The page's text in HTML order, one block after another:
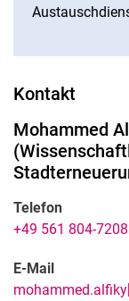
Kontakt
Mohammed
(
Telefon
+49 561 804-7208
E-Mail